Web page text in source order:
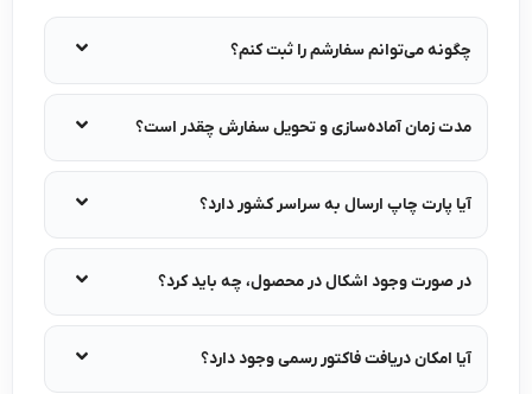
چگونه می‌توانم سفارشم را ثبت کنم؟
مدت زمان آماده‌سازی و تحویل سفارش چقدر است؟
آیا پارت چاپ ارسال به سراسر کشور دارد؟
در صورت وجود اشکال در محصول، چه باید کرد؟
آیا امکان دریافت فاکتور رسمی وجود دارد؟